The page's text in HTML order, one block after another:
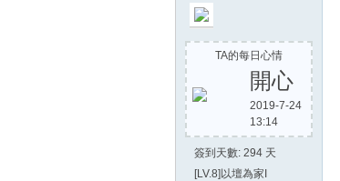
TA的每日心情
開心
2019-7-24
13:14
簽到天數: 294 天
[LV.8]以壇為家I